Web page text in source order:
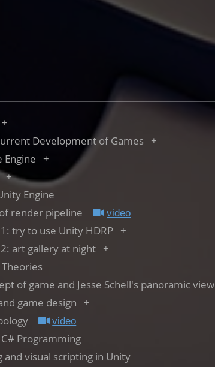
Development of Games
Engine
Engine
of render pipeline
video
try to use Unity HDRP
art gallery at night
of game and Jesse Schell's panoramic view
game design
video
Programming
and visual scripting in Unity